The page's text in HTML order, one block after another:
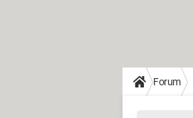
Forum